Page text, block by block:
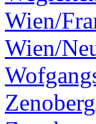
Wien/
Wien/